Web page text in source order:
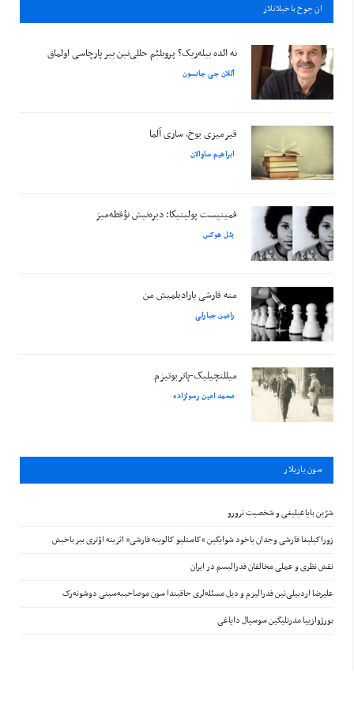
ان چوخ باخيلانلار
نه ائده بیله‌ریک؟ پروبلئم حللی‌نین بیر پارچاسی اولماق
آللان جی جانسون
قیرمیزی یوخ، ساری آلما
ابراهیم ساوالان
فمینیست پولیتیکا: دیره‌نیش نؤقطه‌میز
بئل هوکس
منه قارشی یارادیلمیش من
رامین جبارلی
میللتچیلیک-پاتریوتیزم
محمد امین رسولزاده
سون يازيلار
شرّین بایاغیلیغی و شخصیت ترورو
زوراکیلیغا قارشی وجدان یاخود شوایگین “کاستلیو کالوینه قارشی” اثرینه اؤتری بیر باخیش
نقش نظری و عملی مخالفان فدرالیسم در ایران
علیرضا اردبیلی‌نین فدرالیزم و دیل مسئله‌لری حاقیندا سون موصاحیبه‌سینی دوشونه‌رک
بورژوازییا مدرنلیگین سوسیال دایاغی